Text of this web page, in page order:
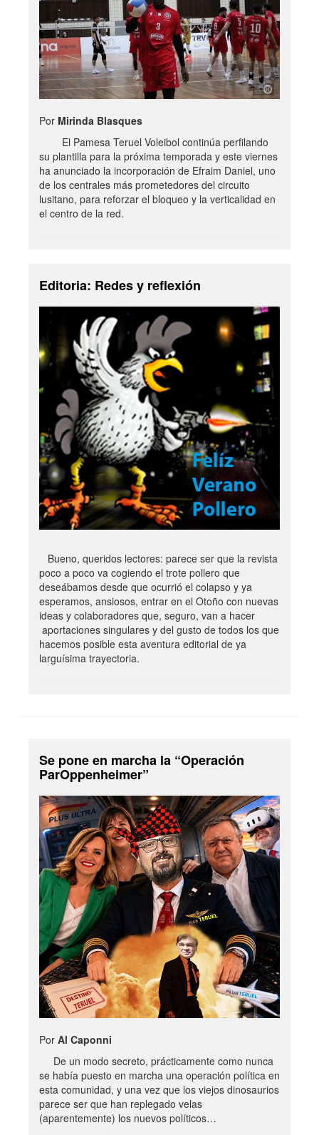
Por Mirinda Blasques
El Pamesa Teruel Voleibol continúa perfilando
su plantilla para la próxima temporada y este viernes
ha anunciado la incorporación de Efraim Daniel, uno
de los centrales más prometedores del circuito
lusitano, para reforzar el bloqueo y la verticalidad en
el centro de la red.
Editoria: Redes y reflexión
Bueno, queridos lectores: parece ser que la revista
poco a poco va cogiendo el trote pollero que
deseábamos desde que ocurrió el colapso y ya
esperamos, ansiosos, entrar en el Otoño con nuevas
ideas y colaboradores que, seguro, van a hacer
aportaciones singulares y del gusto de todos los que
hacemos posible esta aventura editorial de ya
larguísima trayectoria.
Se pone en marcha la “Operación
ParOppenheimer”
Por Al Caponni
De un modo secreto, prácticamente como nunca
se había puesto en marcha una operación política en
esta comunidad, y una vez que los viejos dinosaurios
parece ser que han replegado velas
(aparentemente) los nuevos políticos…